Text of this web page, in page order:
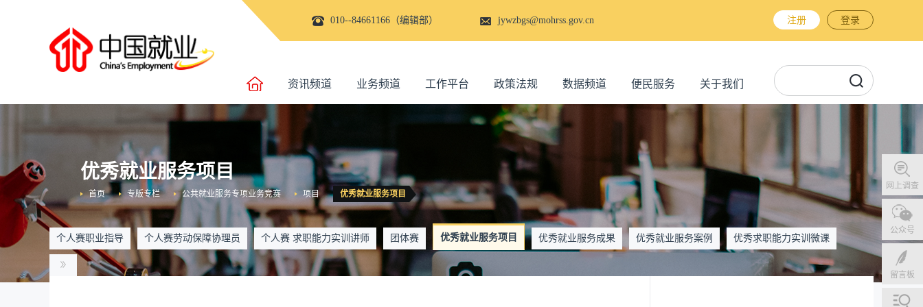
010--84661166（编辑部） jywzbgs@mohrss.gov.cn 注册 登录
资讯频道 业务频道 工作平台 政策法规 数据频道 便民服务 关于我们
网上调查
公众号
留言板
优秀就业服务项目
优秀就业服务项目
项目
公共就业服务专项业务竞赛
专版专栏
首页
个人赛职业指导 个人赛劳动保障协理员 个人赛 求职能力实训讲师 团体赛 优秀就业服务项目 优秀就业服务成果 优秀就业服务案例 优秀求职能力实训微课